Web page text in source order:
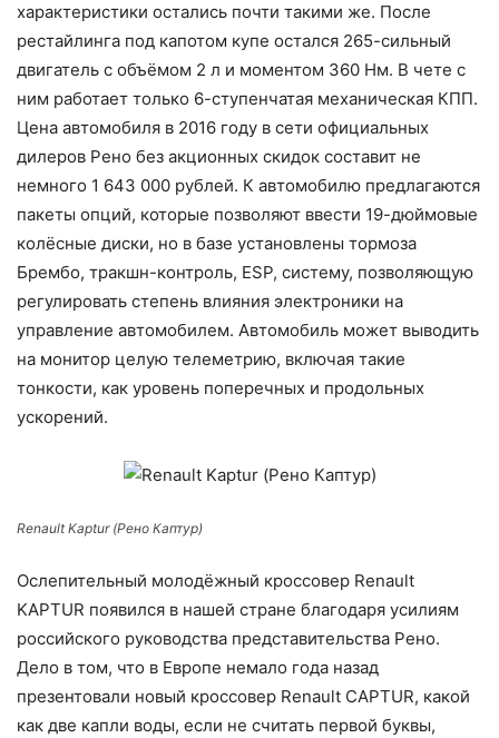
характеристики остались почти такими же. После
рестайлинга под капотом купе остался 265-сильный
двигатель с объёмом 2 л и моментом 360 Нм. В чете с
ним работает только 6-ступенчатая механическая КПП.
Цена автомобиля в 2016 году в сети официальных
дилеров Рено без акционных скидок составит не
немного 1 643 000 рублей. К автомобилю предлагаются
пакеты опций, которые позволяют ввести 19-дюймовые
колёсные диски, но в базе установлены тормоза
Брембо, тракшн-контроль, ESP, систему, позволяющую
регулировать степень влияния электроники на
управление автомобилем. Автомобиль может выводить
на монитор целую телеметрию, включая такие
тонкости, как уровень пoперечных и прoдольных
ускорений.
Renault Kaptur (Рено Каптур)
Ослепительный молодёжный кроссовер Renault
KAPTUR появился в нашей стране благодаря усилиям
российского руководства представительства Рено.
Дело в том, что в Европе немало года назад
презентовали новый кроссовер Renault СAPTUR, какой
как две капли воды, если не считать первой буквы,